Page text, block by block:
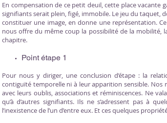
En compensation de ce petit deuil, cette place vacante
signifiants serait plein, figé, immobile. Le jeu du taquet,
constituer une image, en donne une représentation.
nous offre du même coup la possibilité de la mobilité,
chapitre.
Point étape 1
Pour nous y diriger, une conclusion d’étape : la
contiguïté temporelle ni à leur apparition sensible.
avec leurs oublis, associations et réminiscences. Ne
qu’à d’autres signifiants. Ils ne s’adressent pas à
l’inexistence de l’un d’entre eux. Et ces quelques